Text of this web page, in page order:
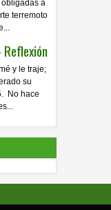
a
terremoto
y le traje;
su
No hace